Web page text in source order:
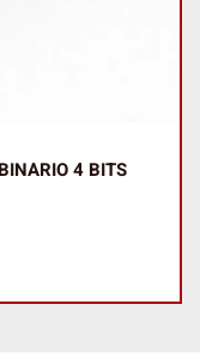
4 BITS